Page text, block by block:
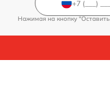
Нажимая на кнопку